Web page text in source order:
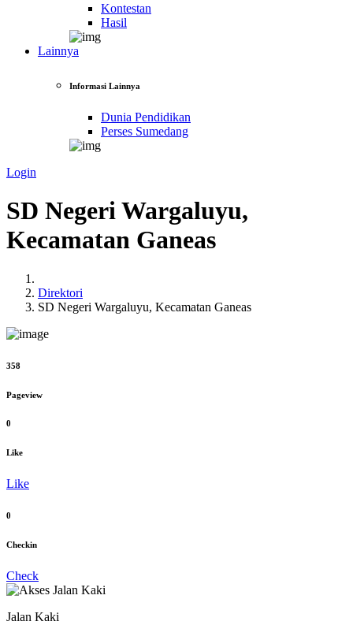
Kontestan
Hasil
Lainnya
Informasi Lainnya
Dunia Pendidikan
Perses Sumedang
Login
SD Negeri Wargaluyu,
Kecamatan Ganeas
Direktori
SD Negeri Wargaluyu, Kecamatan Ganeas
358
Pageview
0
Like
Like
0
Checkin
Check
Jalan Kaki